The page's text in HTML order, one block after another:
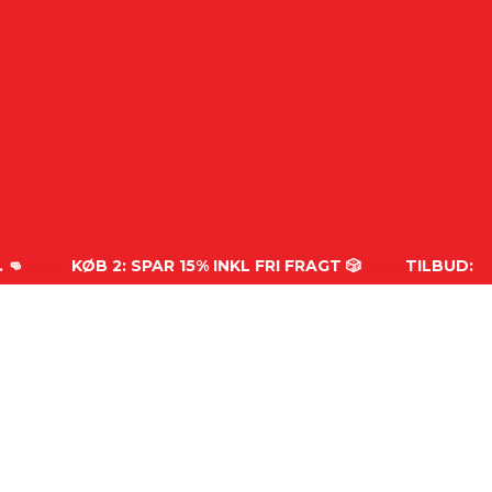
KØB 2: SPAR 15% INKL FRI FRAGT 🎲xxxxxTILBUD: KØB 2